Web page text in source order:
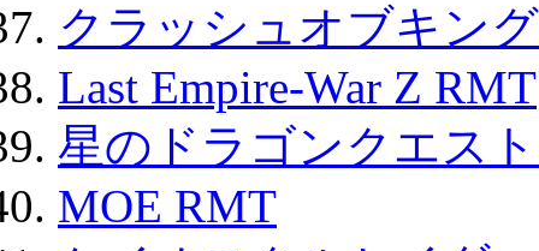
クラッシュオブキン
Last Empire-War Z RMT
星のドラゴンクエス
MOE RMT